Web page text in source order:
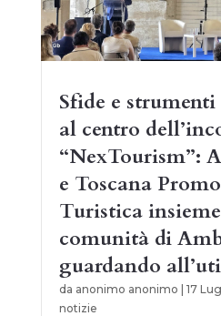
Sfide e
al centro
“NexTourism”:
e Toscana
Turistica
comunità di
guardando
da anonimo anonimo 17
notizie